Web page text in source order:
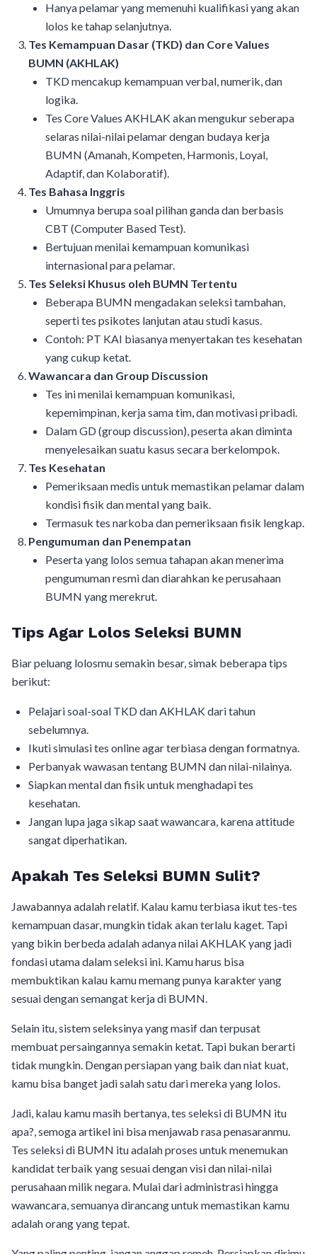
Hanya pelamar yang memenuhi kualifikasi yang akan
lolos ke tahap selanjutnya.
Tes Kemampuan Dasar (TKD) dan Core Values
BUMN (AKHLAK)
TKD mencakup kemampuan verbal, numerik, dan
logika.
Tes Core Values AKHLAK akan mengukur seberapa
selaras nilai-nilai pelamar dengan budaya kerja
BUMN (Amanah, Kompeten, Harmonis, Loyal,
Adaptif, dan Kolaboratif).
Tes Bahasa Inggris
Umumnya berupa soal pilihan ganda dan berbasis
CBT (Computer Based Test).
Bertujuan menilai kemampuan komunikasi
internasional para pelamar.
Tes Seleksi Khusus oleh BUMN Tertentu
Beberapa BUMN mengadakan seleksi tambahan,
seperti tes psikotes lanjutan atau studi kasus.
Contoh: PT KAI biasanya menyertakan tes kesehatan
yang cukup ketat.
Wawancara dan Group Discussion
Tes ini menilai kemampuan komunikasi,
kepemimpinan, kerja sama tim, dan motivasi pribadi.
Dalam GD (group discussion), peserta akan diminta
menyelesaikan suatu kasus secara berkelompok.
Tes Kesehatan
Pemeriksaan medis untuk memastikan pelamar dalam
kondisi fisik dan mental yang baik.
Termasuk tes narkoba dan pemeriksaan fisik lengkap.
Pengumuman dan Penempatan
Peserta yang lolos semua tahapan akan menerima
pengumuman resmi dan diarahkan ke perusahaan
BUMN yang merekrut.
Tips Agar Lolos Seleksi BUMN
Biar peluang lolosmu semakin besar, simak beberapa tips
berikut:
Pelajari soal-soal TKD dan AKHLAK dari tahun
sebelumnya.
Ikuti simulasi tes online agar terbiasa dengan formatnya.
Perbanyak wawasan tentang BUMN dan nilai-nilainya.
Siapkan mental dan fisik untuk menghadapi tes
kesehatan.
Jangan lupa jaga sikap saat wawancara, karena attitude
sangat diperhatikan.
Apakah Tes Seleksi BUMN Sulit?
Jawabannya adalah relatif. Kalau kamu terbiasa ikut tes-tes
kemampuan dasar, mungkin tidak akan terlalu kaget. Tapi
yang bikin berbeda adalah adanya nilai AKHLAK yang jadi
fondasi utama dalam seleksi ini. Kamu harus bisa
membuktikan kalau kamu memang punya karakter yang
sesuai dengan semangat kerja di BUMN.
Selain itu, sistem seleksinya yang masif dan terpusat
membuat persaingannya semakin ketat. Tapi bukan berarti
tidak mungkin. Dengan persiapan yang baik dan niat kuat,
kamu bisa banget jadi salah satu dari mereka yang lolos.
Jadi, kalau kamu masih bertanya, tes seleksi di BUMN itu
apa?, semoga artikel ini bisa menjawab rasa penasaranmu.
Tes seleksi di BUMN itu adalah proses untuk menemukan
kandidat terbaik yang sesuai dengan visi dan nilai-nilai
perusahaan milik negara. Mulai dari administrasi hingga
wawancara, semuanya dirancang untuk memastikan kamu
adalah orang yang tepat.